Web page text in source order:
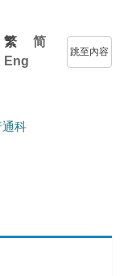
繁
简
Eng
跳至內容
科